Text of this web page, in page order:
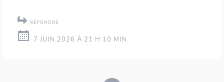
RÉPONDRE
7 JUIN 2026 À 21 H 10 MIN